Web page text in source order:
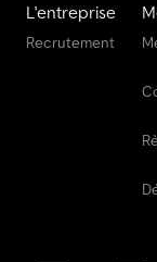
L'entreprise
Recrutement